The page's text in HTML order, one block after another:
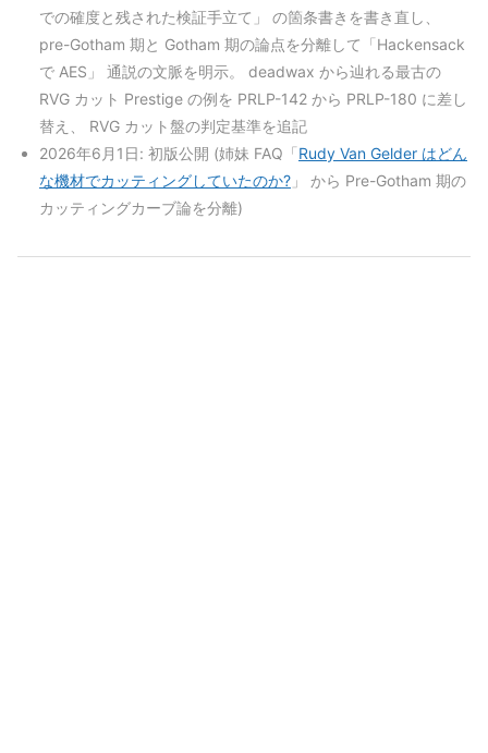
での確度と残された検証手立て」 の箇条書きを書き直し、
pre-Gotham 期と Gotham 期の論点を分離して「Hackensack
で AES」 通説の文脈を明示。 deadwax から辿れる最古の
RVG カット Prestige の例を PRLP-142 から PRLP-180 に差し
替え、 RVG カット盤の判定基準を追記
2026年6月1日: 初版公開 (姉妹 FAQ「Rudy Van Gelder はどん
な機材でカッティングしていたのか? 」 から Pre-Gotham 期の
カッティングカーブ論を分離)